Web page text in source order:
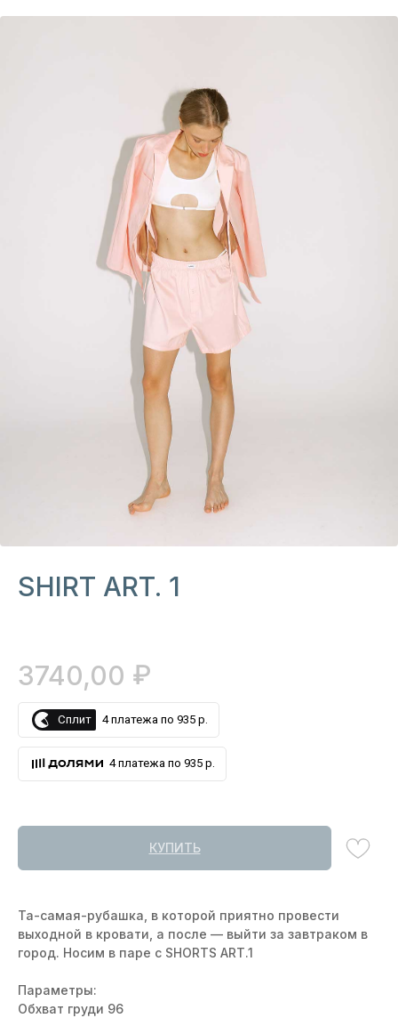
SHIRT ART. 1
3740,00 ₽
Сплит 4 платежа по 935 р.
4 платежа по 935 р.
КУПИТЬ
Та-самая-рубашка, в которой приятно провести
выходной в кровати, а после — выйти за завтраком в
город. Носим в паре с SHORTS ART.1
Параметры:
Обхват груди 96